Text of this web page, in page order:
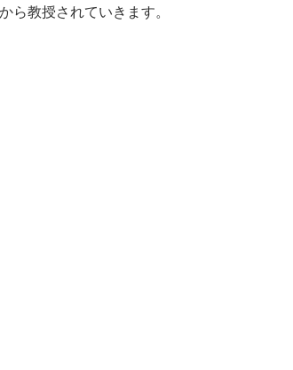
ら教授されていきます。